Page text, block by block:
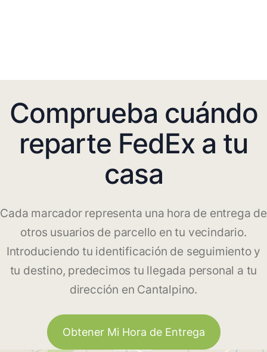
Comprueba cuándo
reparte FedEx a tu
casa
Cada marcador representa una hora de entrega de
otros usuarios de parcello en tu vecindario.
Introduciendo tu identificación de seguimiento y
tu destino, predecimos tu llegada personal a tu
dirección en Cantalpino.
Obtener Mi Hora de Entrega